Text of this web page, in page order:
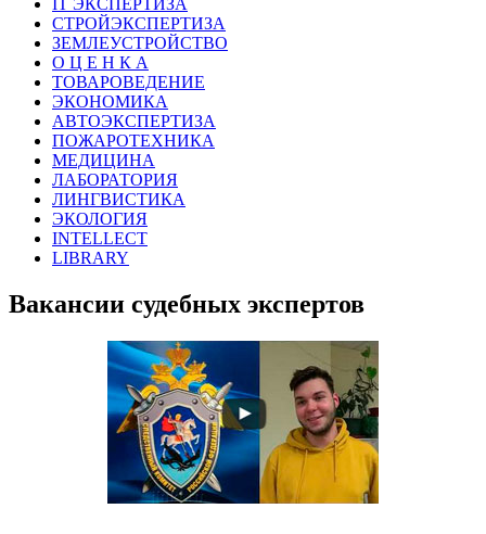
IT ЭКСПЕРТИЗА
СТРОЙЭКСПЕРТИЗА
ЗЕМЛЕУСТРОЙСТВО
О Ц Е Н К А
ТОВАРОВЕДЕНИЕ
ЭКОНОМИКА
АВТОЭКСПЕРТИЗА
ПОЖАРОТЕХНИКА
МЕДИЦИНА
ЛАБОРАТОРИЯ
ЛИНГВИСТИКА
ЭКОЛОГИЯ
INTELLECT
LIBRARY
Вакансии судебных экспертов